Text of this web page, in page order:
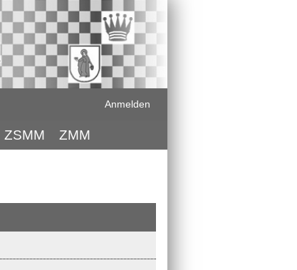
Anmelden
ZSMM ZMM